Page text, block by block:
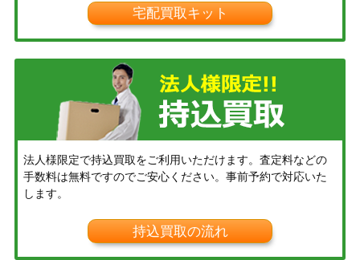
宅配買取キット
法人様限定で持込買取をご利用いただけます。査定料などの
手数料は無料ですのでご安心ください。事前予約で対応いた
します。
持込買取の流れ